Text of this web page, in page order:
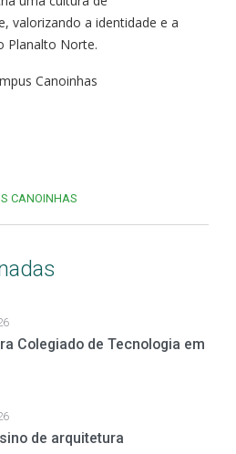
valorizando a identidade e a
Planalto Norte.
Canoinhas
CANOINHAS
Colegiado de Tecnologia em
de arquitetura